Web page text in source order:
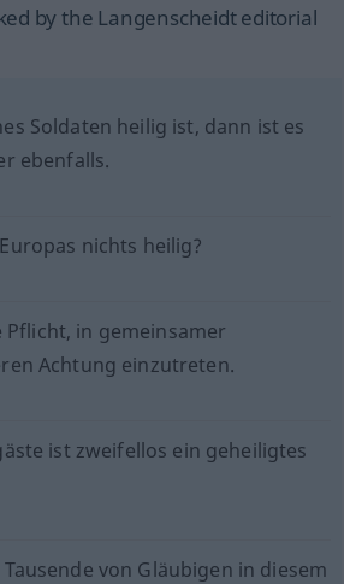
by the Langenscheidt editorial
Soldaten heilig ist, dann ist es
ebenfalls.
nichts heilig?
Pflicht, in gemeinsamer
Achtung einzutreten.
ist zweifellos ein geheiligtes
von Gläubigen in diesem